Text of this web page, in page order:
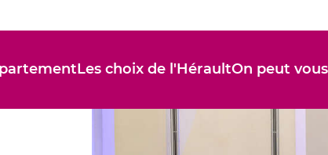
Les choix de l'HéraultOn peut